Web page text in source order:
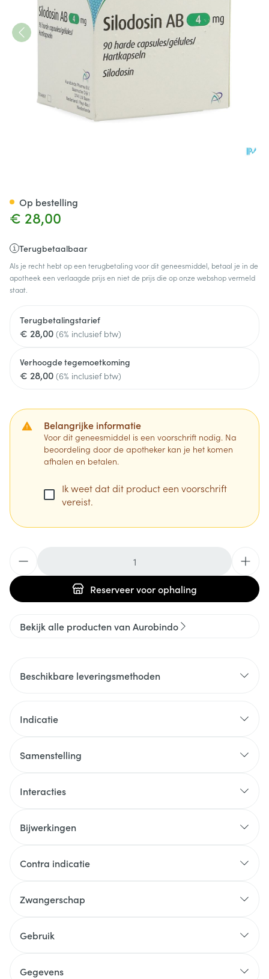
€ 28,00
Terugbetaalbaar
Als je recht hebt op een terugbetaling voor dit geneesmiddel, betaal je in de
apotheek een verlaagde prijs en niet de prijs die op onze webshop vermeld
staat.
Terugbetalingstarief
€ 28,00 (6% inclusief btw)
Verhoogde tegemoetkoming
€ 28,00 (6% inclusief btw)
Belangrijke informatie
Voor dit geneesmiddel is een voorschrift nodig. Na
beoordeling door de apotheker kan je het komen
afhalen en betalen.
Ik weet dat dit product een voorschrift
vereist.
Reserveervoor ophaling
Op bestelling
Bekijk alle producten van Aurobindo
Beschikbare leveringsmethoden
Indicatie
Samenstelling
Interacties
Bijwerkingen
Contra indicatie
Zwangerschap
Gebruik
Gegevens